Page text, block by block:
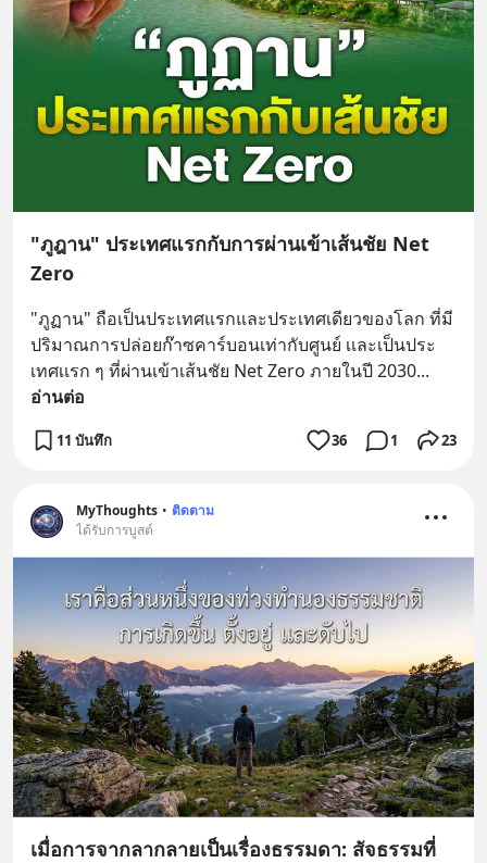
"ภูฎาน" ประเทศแรกกับการผ่านเข้าเส้นชัย Net
Zero
"ภูฏาน" ถือเป็นประเทศแรกและประเทศเดียวของโลก ที่มี
ปริมาณการปล่อยก๊าซคาร์บอนเท่ากับศูนย์ เเละเป็นประ
เทศเเรก ๆ ที่ผ่านเข้าเส้นชัย Net Zero ภายในปี 2030
อ่านต่อ
11 บันทึก 36 1 23
MyThoughts • ติดตาม
ได้รับการบูสต์
เมื่อการจากลากลายเป็นเรื่องธรรมดา: สัจธรรมที่